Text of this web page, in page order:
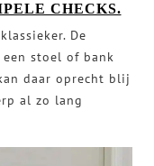
CHECKS.
De
stoel of bank
daar oprecht blij
al zo lang